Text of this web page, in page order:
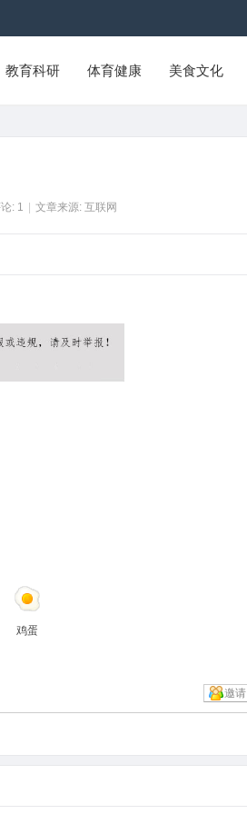
教育科研 体育健康 美食文化
: 1 文章来源: 互联网
鸡蛋
邀请